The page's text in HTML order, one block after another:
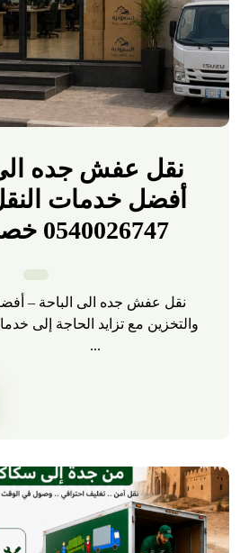
نقل عفش جده الى
أفضل خدمات
0540026747 خصم 30%
نقل عفش جده الى الباحة –
والتخزين مع تزايد الحاجة إلى
...